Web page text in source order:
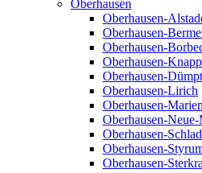
Oberhausen
Oberhausen-
Oberhausen-
Oberhausen-
Oberhausen-
Oberhausen-
Oberhausen-Lirich
Oberhausen-
Oberhausen-
Oberhausen-Schlad
Oberhausen-
Oberhausen-